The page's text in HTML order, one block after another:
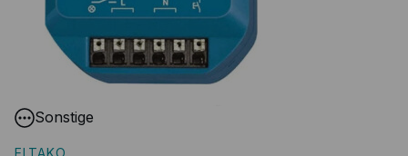
Sonstige
ELTAKO